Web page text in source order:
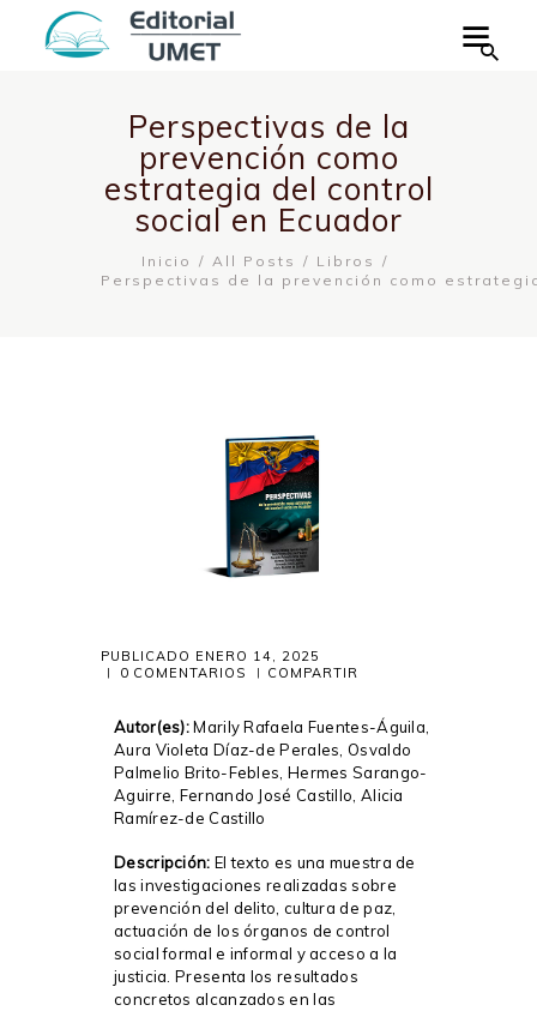
Perspectivas de la
prevención como
estrategia del control
social en Ecuador
Inicio All Posts
Libros
Perspectivas de la prevención como
PUBLICADO ENERO 14, 2025
0 COMENTARIOS COMPARTIR
Autor(es):Marily Rafaela Fuentes-Águila,
Aura Violeta Díaz-de Perales, Osvaldo
Palmelio Brito-Febles, Hermes Sarango-
Aguirre, Fernando José Castillo, Alicia
Ramírez-de Castillo
Descripción: El texto es una muestra de
las investigaciones realizadas sobre
prevención del delito, cultura de paz,
actuación de los órganos de control
social formal e informal y acceso a la
justicia. Presenta los resultados
concretos alcanzados en las